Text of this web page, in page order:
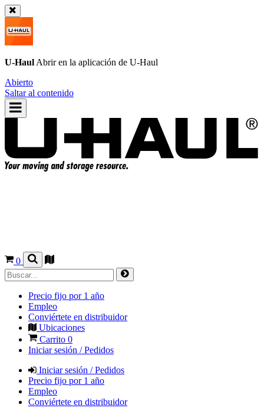
U-Haul Abrir en la aplicación de U-Haul
Abierto
Saltar al contenido
0
Precio fijo por 1 año
Empleo
Conviértete en distribuidor
Ubicaciones
Carrito 0
Iniciar sesión / Pedidos
Iniciar sesión / Pedidos
Precio fijo por 1 año
Empleo
Conviértete en distribuidor